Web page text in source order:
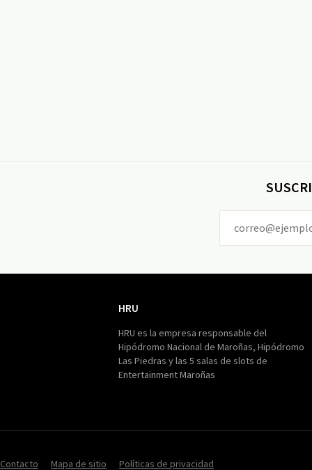
HRU
HRU es la empresa responsable del
Hipódromo Nacional de Maroñas, Hipódromo
Las Piedras y las 5 salas de slots de
Entertainment Maroñas
Contacto Mapa de sitio Políticas de privacidad